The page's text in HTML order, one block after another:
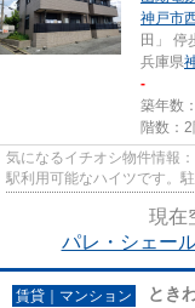
神戸市
田」 停
兵庫県
-
築年数
階数：2
気になるイチオシ物件情報
駅利用可能なハイツです。
現在
パレ・シェー
賃貸｜マンション とき